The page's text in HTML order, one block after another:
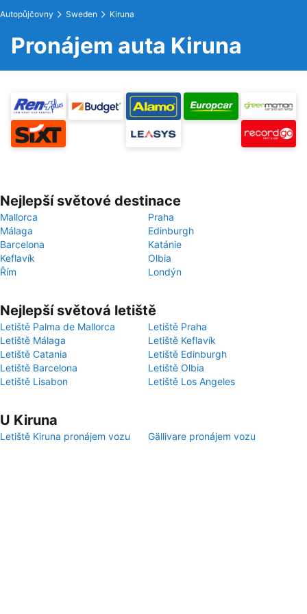
Autopůjčovny Sweden Kiruna
Pronájem auta Kiruna
Nejlepší světové destinace
Mallorca
Praha
Málaga
Edinburgh
Barcelona
Katánie
Keflavík
Olbia
Řím
Londýn
Nejlepší světová letiště
Letiště Palma de Mallorca
Letiště Praha
Letiště Málaga
Letiště Keflavík
Letiště Catania
Letiště Edinburgh
Letiště Barcelona
Letiště Olbia
Letiště Lisabon
Letiště Los Angeles
U Kiruna
Letiště Kiruna pronájem vozu Gällivare pronájem vozu